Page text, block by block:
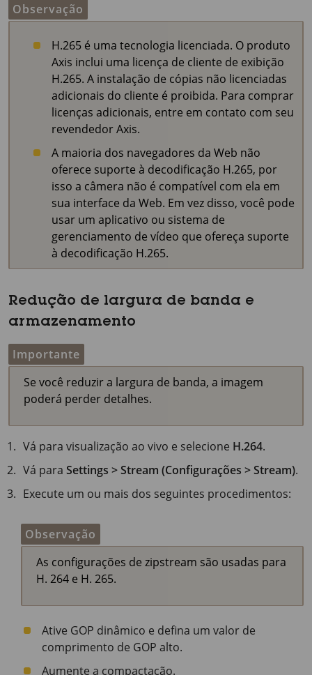
Observação
H.265 é uma tecnologia licenciada. O produto
Axis inclui uma licença de cliente de exibição
H.265. A instalação de cópias não licenciadas
adicionais do cliente é proibida. Para comprar
licenças adicionais, entre em contato com seu
revendedor Axis.
A maioria dos navegadores da Web não
oferece suporte à decodificação H.265, por
isso a câmera não é compatível com ela em
sua interface da Web. Em vez disso, você pode
usar um aplicativo ou sistema de
gerenciamento de vídeo que ofereça suporte
à decodificação H.265.
Redução de largura de banda e
armazenamento
Importante
Se você reduzir a largura de banda, a imagem
poderá perder detalhes.
Vá para visualização ao vivo e selecione H.264.
Vá paraSettings > Stream (Configurações > Stream).
Execute um ou mais dos seguintes procedimentos:
Observação
As configurações de zipstream são usadas para
H. 264 e H. 265.
Ative GOP dinâmico e defina um valor de
comprimento de GOP alto.
Aumente a compactação.